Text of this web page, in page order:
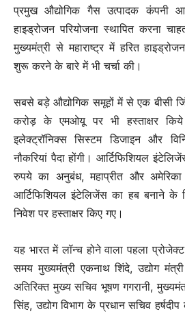
प्रमुख औद्योगिक गैस उत्पादक कंपनी
हाइड्रोजन परियोजना स्थापित करना
मुख्यमंत्री से महाराष्ट्र में हरित
शुरू करने के बारे में भी चर्चा की।
सबसे बड़े औद्योगिक समूहों में से एक बीसी
करोड़ के एमओयू पर भी हस्ताक्षर
इलेक्ट्रॉनिक्स सिस्टम डिजाइन और
नौकरियां पैदा होंगी। आर्टिफिशियल
रुपये का अनुबंध, महाप्रीत और अमेरिका
आर्टिफिशियल इंटेलिजेंस का हब बनाने
निवेश पर हस्ताक्षर किए गए।
यह भारत में लॉन्च होने वाला पहला
समय मुख्यमंत्री एकनाथ शिंदे, उद्योग
अतिरिक्त मुख्य सचिव भूषण गगरानी,
सिंह, उद्योग विभाग के प्रधान सचिव